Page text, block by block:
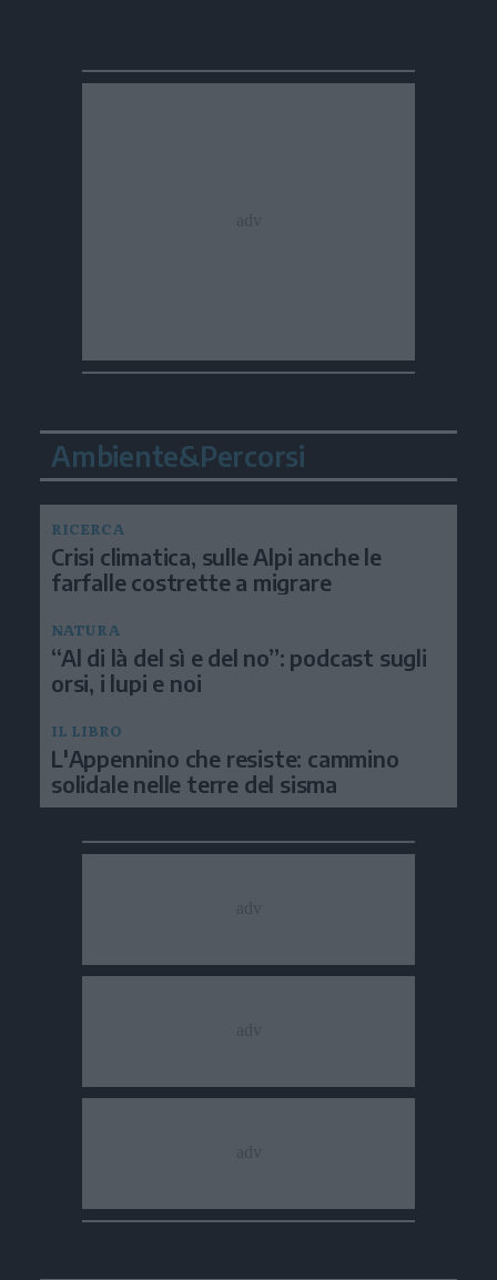
Ambiente&Percorsi
RICERCA
Crisi climatica, sulle Alpi anche le
farfalle costrette a migrare
NATURA
“Al di là del sì e del no”: podcast sugli
orsi, i lupi e noi
IL LIBRO
L'Appennino che resiste: cammino
solidale nelle terre del sisma